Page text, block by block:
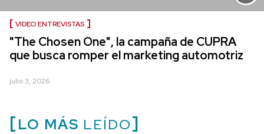
VIDEO ENTREVISTAS
"The Chosen One", la campaña de CUPRA
que busca romper el marketing automotriz
julio 3, 2026
LO MÁS LEÍDO